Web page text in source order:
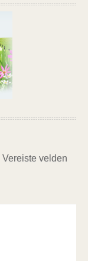
Vereiste velden